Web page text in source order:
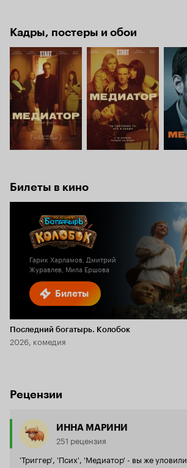
Кадры, постеры и обои
Билеты в кино
Билеты
Гарик Харламов, Дмитрий
Журавлев, Мила Ершова
Последний богатырь. Колобок
2026, комедия
Рецензии
ИННА МАРИНИ
251 рецензия
'Триггер', 'Псих', 'Медиатор' - вы же уловили